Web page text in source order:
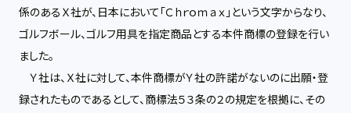
係のあるＸ社が、日本において「Ｃｈｒｏｍａｘ」という文字からなり、
ゴルフボール、ゴルフ用具を指定商品とする本件商標の登録を行い
ました。
Ｙ社は、Ｘ社に対して、本件商標がＹ社の許諾がないのに出願・登
録されたものであるとして、商標法５３条の２の規定を根拠に、その